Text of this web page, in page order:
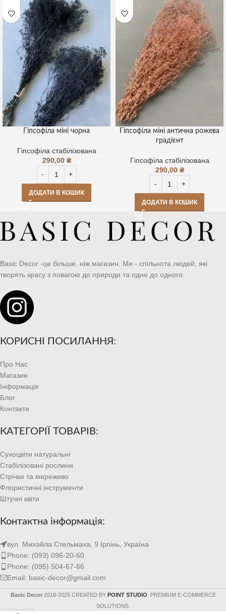
Гіпсофіла міні чорна
Гіпсофіла стабілізована
290,00 ₴
ДОДАТИ В КОШИК
Гіпсофіла міні антична рожева
градієнт
Гіпсофіла стабілізована
290,00 ₴
ДОДАТИ В КОШИК
Basic Decor -це більше, ніж магазин. Ми - спільнота людей, які
творять красу з повагою до природи та одне до одного.
КОРИСНІ ПОСИЛАННЯ:
Про Нас
Магазин
Інформація
Блог
Контакти
КАТЕГОРІЇ ТОВАРІВ:
Сухоцвіти натуральні
Стабілізовані рослини
Стрічки та мереживо
Флористичні інструменти
Штучні квіти
Контактна інформація:
вул. Михайла Стельмаха, 9 Ірпінь, Україна
Phone: (093) 096-20-60
Phone: (095) 504-67-66
Email: basic-decor@gmail.com
Basic Decor 2018-2025 CREATED BY POINT STUDIO . PREMIUM E-COMMERCE
SOLUTIONS.